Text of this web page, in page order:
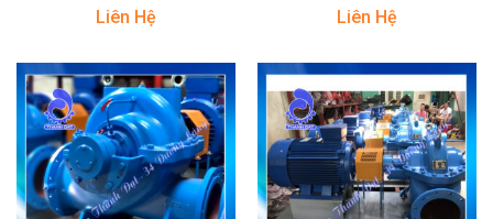
Liên Hệ
Liên Hệ